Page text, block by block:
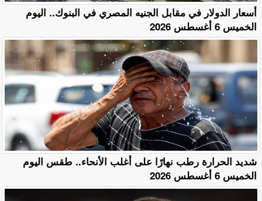
أسعار الدولار في مقابل الجنيه المصري في البنوك.. اليوم
الخميس 6 أغسطس 2026
​شديد الحرارة رطب نهارًا على أغلب الأنحاء.. طقس اليوم
الخميس 6 أغسطس 2026